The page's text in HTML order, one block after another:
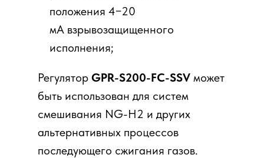
положения 4−20
мА взрывозащищенного
исполнения;
Регулятор GPR-S200-FC-SSV может
быть использован для систем
смешивания NG-H2 и других
альтернативных процессов
последующего сжигания газов.